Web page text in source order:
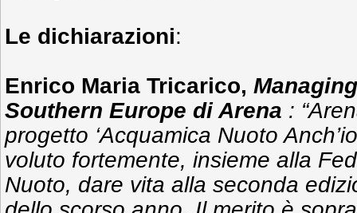
Le dichiarazioni:
Enrico Maria Tricarico,
Southern Europe di Arena :
progetto ‘Acquamica Nuoto
voluto fortemente, insieme alla
Nuoto, dare vita alla seconda